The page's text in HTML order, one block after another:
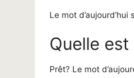
Le mot
Quelle est
Prêt? Le mot